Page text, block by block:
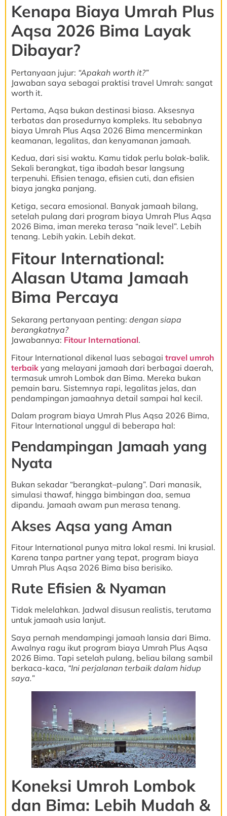
Kenapa Biaya Umrah Plus
Aqsa 2026 Bima Layak
Dibayar?
Pertanyaan jujur: “Apakah worth it?”
Jawaban saya sebagai praktisi travel Umrah: sangat
worth it.
Pertama, Aqsa bukan destinasi biasa. Aksesnya
terbatas dan prosedurnya kompleks. Itu sebabnya
biaya Umrah Plus Aqsa 2026 Bima mencerminkan
keamanan, legalitas, dan kenyamanan jamaah.
Kedua, dari sisi waktu. Kamu tidak perlu bolak-balik.
Sekali berangkat, tiga ibadah besar langsung
terpenuhi. Efisien tenaga, efisien cuti, dan efisien
biaya jangka panjang.
Ketiga, secara emosional. Banyak jamaah bilang,
setelah pulang dari program biaya Umrah Plus Aqsa
2026 Bima, iman mereka terasa “naik level”. Lebih
tenang. Lebih yakin. Lebih dekat.
Fitour International:
Alasan Utama Jamaah
Bima Percaya
Sekarang pertanyaan penting: dengan siapa
berangkatnya?
Jawabannya: Fitour International.
Fitour International dikenal luas sebagai travel umroh
terbaik yang melayani jamaah dari berbagai daerah,
termasuk umroh Lombok dan Bima. Mereka bukan
pemain baru. Sistemnya rapi, legalitas jelas, dan
pendampingan jamaahnya detail sampai hal kecil.
Dalam program biaya Umrah Plus Aqsa 2026 Bima,
Fitour International unggul di beberapa hal:
Pendampingan Jamaah yang
Nyata
Bukan sekadar “berangkat–pulang”. Dari manasik,
simulasi thawaf, hingga bimbingan doa, semua
dipandu. Jamaah awam pun merasa tenang.
Akses Aqsa yang Aman
Fitour International punya mitra lokal resmi. Ini krusial.
Karena tanpa partner yang tepat, program biaya
Umrah Plus Aqsa 2026 Bima bisa berisiko.
Rute Efisien & Nyaman
Tidak melelahkan. Jadwal disusun realistis, terutama
untuk jamaah usia lanjut.
Saya pernah mendampingi jamaah lansia dari Bima.
Awalnya ragu ikut program biaya Umrah Plus Aqsa
2026 Bima. Tapi setelah pulang, beliau bilang sambil
berkaca-kaca, “Ini perjalanan terbaik dalam hidup
saya.”
Koneksi Umroh Lombok
dan Bima: Lebih Mudah &